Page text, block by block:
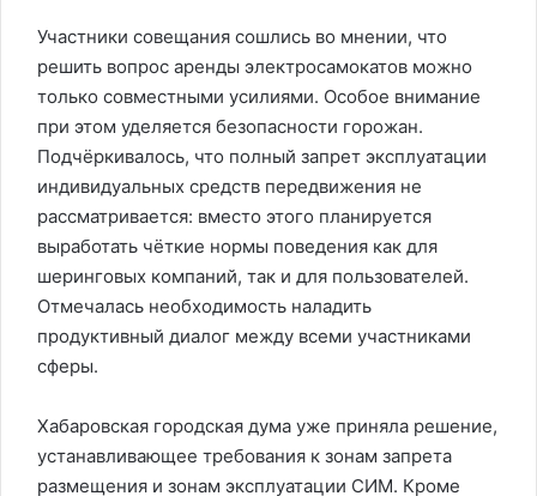
Участники совещания сошлись во мнении, что
решить вопрос аренды электросамокатов можно
только совместными усилиями. Особое внимание
при этом уделяется безопасности горожан.
Подчёркивалось, что полный запрет эксплуатации
индивидуальных средств передвижения не
рассматривается: вместо этого планируется
выработать чёткие нормы поведения как для
шеринговых компаний, так и для пользователей.
Отмечалась необходимость наладить
продуктивный диалог между всеми участниками
сферы.
Хабаровская городская дума уже приняла решение,
устанавливающее требования к зонам запрета
размещения и зонам эксплуатации СИМ. Кроме